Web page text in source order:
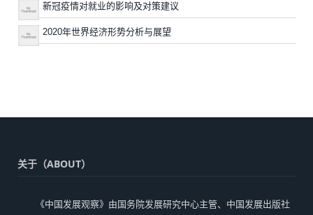
新冠疫情对就业的影响及对策建议
2020年世界经济形势分析与展望
关于（ABOUT）
《中国发展观察》由国务院发展研究中心主管、中国发展出版社